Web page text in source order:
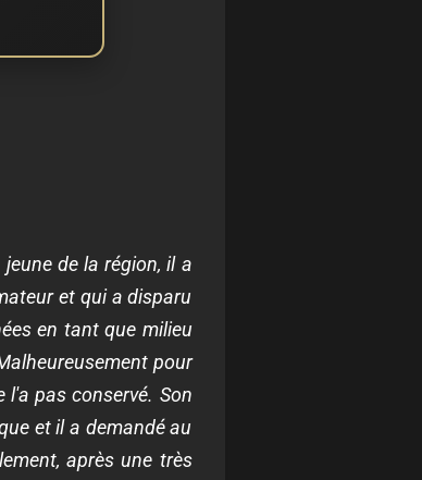
jeune de la région, il a
et qui a disparu
en tant que milieu
pour
l'a pas conservé. Son
et il a demandé au
après une très